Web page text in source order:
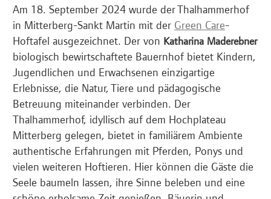
Am 18. September 2024 wurde der Thalhammerhof
in Mitterberg-Sankt Martin mit der Green Care-
Hoftafel ausgezeichnet. Der von Katharina Maderebner
biologisch bewirtschaftete Bauernhof bietet Kindern,
Jugendlichen und Erwachsenen einzigartige
Erlebnisse, die Natur, Tiere und pädagogische
Betreuung miteinander verbinden. Der
Thalhammerhof, idyllisch auf dem Hochplateau
Mitterberg gelegen, bietet in familiärem Ambiente
authentische Erfahrungen mit Pferden, Ponys und
vielen weiteren Hoftieren. Hier können die Gäste die
Seele baumeln lassen, ihre Sinne beleben und eine